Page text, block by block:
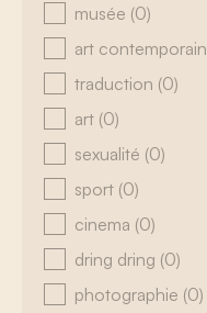
musée (0)
art contemporain
traduction (0)
art (0)
sexualité (0)
sport (0)
cinema (0)
dring dring (0)
photographie (0)